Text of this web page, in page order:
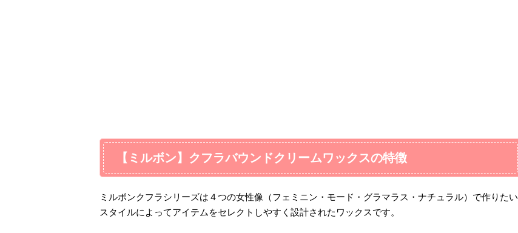
【ミルボン】クフラバウンドクリームワックスの特徴
ミルボンクフラシリーズは４つの女性像（フェミニン・モード・グラマラス・ナチュラル）で作りたい
スタイルによってアイテムをセレクトしやすく設計されたワックスです。